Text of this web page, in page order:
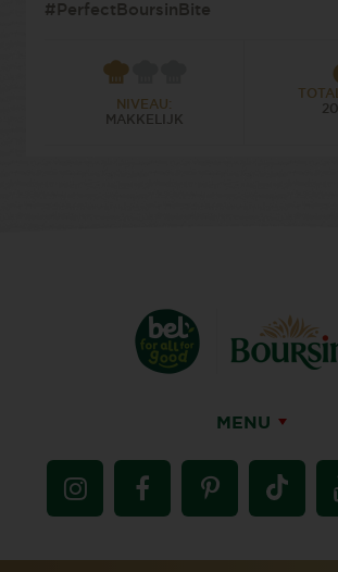
#PerfectBoursinBite
NIVEAU:
MAKKELIJK
MENU